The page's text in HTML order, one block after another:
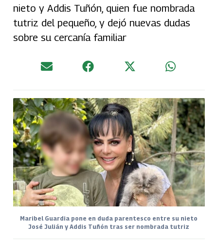
nieto y Addis Tuñón, quien fue nombrada
tutriz del pequeño, y dejó nuevas dudas
sobre su cercanía familiar
Maribel Guardia pone en duda parentesco entre su nieto
José Julián y Addis Tuñón tras ser nombrada tutriz